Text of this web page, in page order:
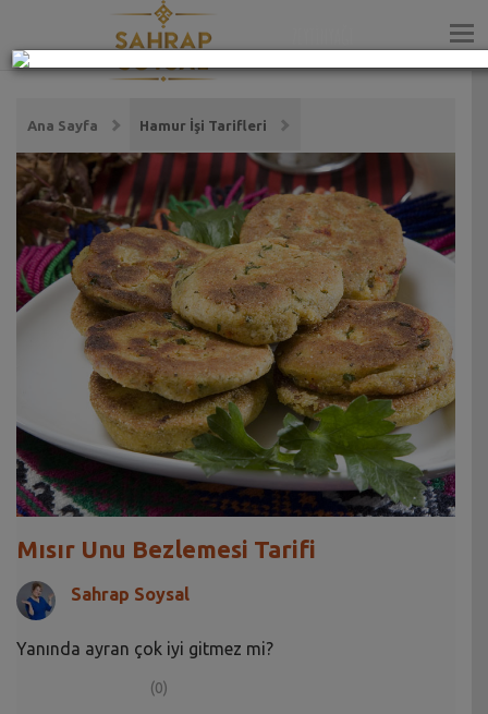
Ana Sayfa Hamur İşi Tarifleri
Mısır Unu Bezlemesi Tarifi
Sahrap Soysal
Yanında ayran çok iyi gitmez mi?
(0)